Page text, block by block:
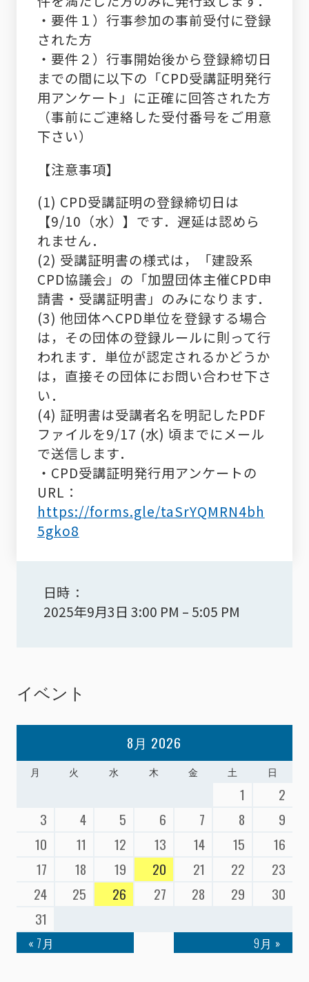
・要件１）行事参加の事前受付に登録
された方
・要件２）行事開始後から登録締切日
までの間に以下の「CPD受講証明発行
用アンケート」に正確に回答された方
（事前にご連絡した受付番号をご用意
下さい）
【注意事項】
(1) CPD受講証明の登録締切日は
【9/10（水）】です．遅延は認めら
れません．
(2) 受講証明書の様式は，「建設系
CPD協議会」の「加盟団体主催CPD申
請書・受講証明書」のみになります．
(3) 他団体へCPD単位を登録する場合
は，その団体の登録ルールに則って行
われます．単位が認定されるかどうか
は，直接その団体にお問い合わせ下さ
い．
(4) 証明書は受講者名を明記したPDF
ファイルを9/17 (水) 頃までにメール
で送信します．
・CPD受講証明発行用アンケートの
URL：
https://forms.gle/taSrYQMRN4bh
5gko8
日時
2025年9月3日 3:00 PM – 5:05 PM
イベント
8月 2026
月 火 水 木 金 土 日
1
2
3
4 5 6 7 8
9
10
11 12 13 14 15
16
17
18 19 20 21 22
23
24
25 26 27 28 29
30
31
« 7月 9月 »